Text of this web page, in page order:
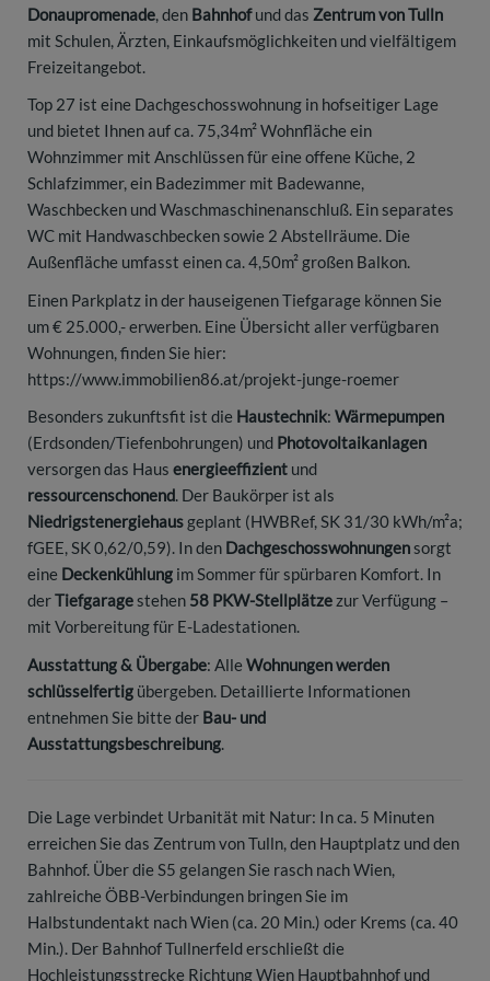
Donaupromenade, den Bahnhofund das Zentrum von Tulln
mit Schulen, Ärzten, Einkaufsmöglichkeiten und vielfältigem
Freizeitangebot.
Top 27 ist eine Dachgeschosswohnung in hofseitiger Lage
und bietet Ihnen auf ca. 75,34m² Wohnfläche ein
Wohnzimmer mit Anschlüssen für eine offene Küche, 2
Schlafzimmer, ein Badezimmer mit Badewanne,
Waschbecken und Waschmaschinenanschluß. Ein separates
WC mit Handwaschbecken sowie 2 Abstellräume. Die
Außenfläche umfasst einen ca. 4,50m² großen Balkon.
Einen Parkplatz in der hauseigenen Tiefgarage können Sie
um € 25.000,- erwerben. Eine Übersicht aller verfügbaren
Wohnungen, finden Sie hier:
https://www.immobilien86.at/projekt-junge-roemer
Besonders zukunftsfit ist die Haustechnik: Wärmepumpen
(Erdsonden/Tiefenbohrungen) und Photovoltaikanlagen
versorgen das Haus energieeffizient und
ressourcenschonend. Der Baukörper ist als
Niedrigstenergiehaus geplant (HWBRef, SK 31/30 kWh/m²a;
fGEE, SK 0,62/0,59). In den Dachgeschosswohnungensorgt
eine Deckenkühlung im Sommer für spürbaren Komfort. In
derTiefgaragestehen 58 PKW-Stellplätzezur Verfügung –
mit Vorbereitung für E-Ladestationen.
Ausstattung & Übergabe: Alle Wohnungen werden
schlüsselfertig übergeben. Detaillierte Informationen
entnehmen Sie bitte der Bau- und
Ausstattungsbeschreibung.
Die Lage verbindet Urbanität mit Natur: In ca. 5 Minuten
erreichen Sie das Zentrum von Tulln, den Hauptplatz und den
Bahnhof. Über die S5 gelangen Sie rasch nach Wien,
zahlreiche ÖBB-Verbindungen bringen Sie im
Halbstundentakt nach Wien (ca. 20 Min.) oder Krems (ca. 40
Min.). Der Bahnhof Tullnerfeld erschließt die
Hochleistungsstrecke Richtung Wien Hauptbahnhof und